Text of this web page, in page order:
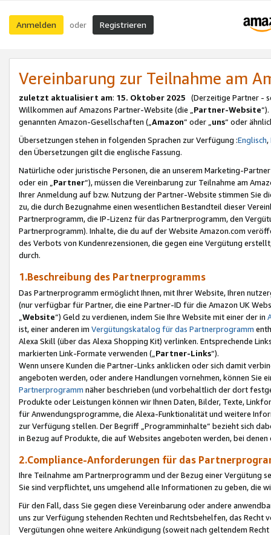
Anmelden oder Registrieren
Vereinbarung zur Teilnahme am
zuletzt aktualisiert am: 15. Oktober 2025 (Derzeitige Partner -
Willkommen auf Amazons Partner-Website (die „Partner-Website
genannten Amazon-Gesellschaften („Amazon“ oder „uns“ oder
Übersetzungen stehen in folgenden Sprachen zur Verfügung :Englisch,
den Übersetzungen gilt die englische Fassung.
Natürliche oder juristische Personen, die an unserem Marketing-
oder ein „Partner“), müssen die Vereinbarung zur Teilnahme am
Ihrer Anmeldung auf bzw. Nutzung der Partner-Website stimmen Sie
zu, die durch Bezugnahme einen wesentlichen Bestandteil dieser
Partnerprogramm, die IP-Lizenz für das Partnerprogramm, den
Partnerprogramm). Inhalte, die du auf der Website Amazon.com
des Verbots von Kundenrezensionen, die gegen eine Vergütung
durch.
1.Beschreibung des Partnerprogramms
Das Partnerprogramm ermöglicht Ihnen, mit Ihrer Website, Ihren
(nur verfügbar für Partner, die eine Partner-ID für die Amazon UK
Website“) Geld zu verdienen, indem Sie Ihre Website mit einer der in
ist, einer anderen im Vergütungskatalog für das Partnerprogramm
Alexa Skill (über das Alexa Shopping Kit) verlinken. Entsprechende
markierten Link-Formate verwenden („ Partner-Links“).
Wenn unsere Kunden die Partner-Links anklicken oder sich damit
angeboten werden, oder andere Handlungen vornehmen, können Sie
Partnerprogramm näher beschrieben (und vorbehaltlich der dort
Produkte oder Leistungen können wir Ihnen Daten, Bilder, Texte,
für Anwendungsprogramme, die Alexa-Funktionalität und weitere
zur Verfügung stellen. Der Begriff „Programminhalte“ bezieht sich
in Bezug auf Produkte, die auf Websites angeboten werden, bei
2.Compliance-Anforderungen für das
Ihre Teilnahme am Partnerprogramm und der Bezug einer Vergütung
Sie sind verpflichtet, uns umgehend alle Informationen zu geben, die
Für den Fall, dass Sie gegen diese Vereinbarung oder andere
uns zur Verfügung stehenden Rechten und Rechtsbehelfen, das
Vergütungen ohne weitere Ankündigung (soweit nach geltendem